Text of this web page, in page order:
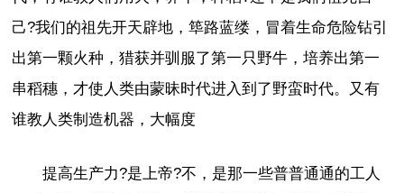
己?我们的祖先开天辟地，筚路蓝缕，冒着生命危险钻引
出第一颗火种，猎获并驯服了第一只野牛，培养出第一
串稻穗，才使人类由蒙昧时代进入到了野蛮时代。又有
谁教人类制造机器，大幅度
提高生产力?是上帝?不，是那一些普普通通的工人